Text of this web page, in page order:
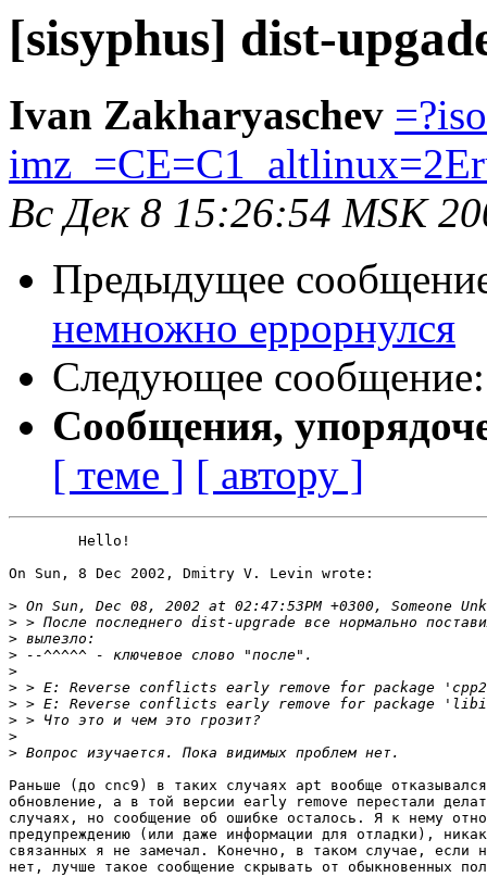
[sisyphus] dist-
Ivan Zakharyaschev
Вс Дек 8 15:26:54 MSK
Предыдущее
немножно еррорнулся
Следующее
Сообщения,
[ теме ] [ автору ]
On Sun, 8 Dec 2002, Dmitry V. Levin wrote:
>
>
>
>
>
>
>
>
>
>
Раньше (до cnc9) в таких случаях apt вообще отказывался
обновление, а в той версии early remove перестали
случаях, но сообщение об ошибке осталось. Я к нему
предупреждению (или даже информации для отладки),
связанных я не замечал. Конечно, в таком случае, если
нет, лучше такое сообщение скрывать от обыкновенных